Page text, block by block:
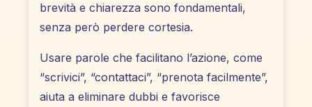
brevità e chiarezza sono fondamentali,
senza però perdere cortesia.
Usare parole che facilitano l’azione, come
“scrivici”, “contattaci”, “prenota facilmente”,
aiuta a eliminare dubbi e favorisce